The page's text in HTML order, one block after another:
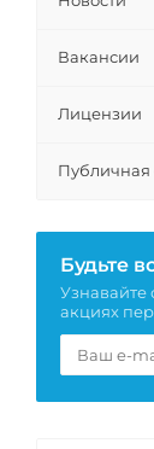
Вакансии
Лицензии
Публичная
Будьте
Узнавайте
акциях